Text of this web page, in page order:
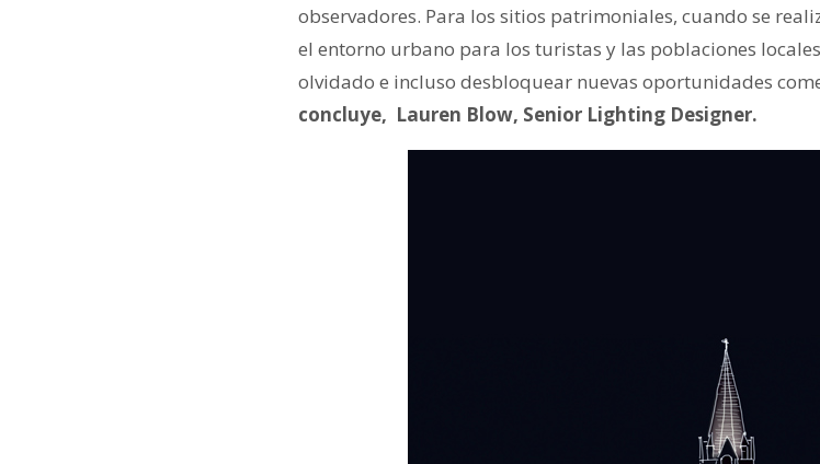
observadores. Para los sitios patrimoniales, cuando se
el entorno urbano para los turistas y las poblaciones
olvidado e incluso desbloquear nuevas oportunidades
concluye, Lauren Blow, Senior Lighting Designer.